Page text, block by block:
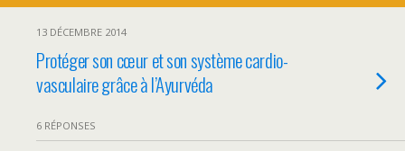
13 DÉCEMBRE 2014
Protéger son cœur et son système cardio-
vasculaire grâce à l’Ayurvéda
6 RÉPONSES